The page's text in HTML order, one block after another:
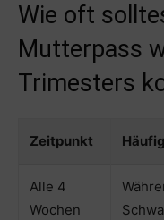
Wie oft
Mutterpass
Trimesters
Zeitpunkt
Alle 4
Wochen